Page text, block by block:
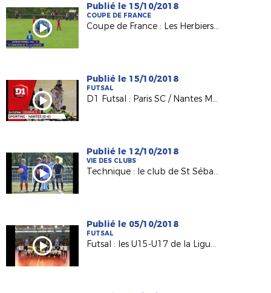
Publié le 15/10/2018
COUPE DE FRANCE
Coupe de France : Les Herbiers qualifié aux Robretières !
Publié le 15/10/2018
FUTSAL
D1 Futsal ; Paris SC / Nantes Métropole Futsal (0-6)
Publié le 12/10/2018
VIE DES CLUBS
Technique : le club de St Sébastien au service de nos BMF !
Publié le 05/10/2018
FUTSAL
Futsal : les U15-U17 de la Ligue font leur rentrée !